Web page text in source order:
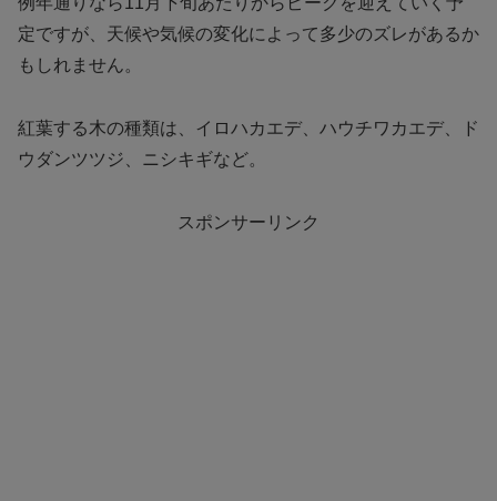
定ですが、天候や気候の変化によって多少のズレがあるか
もしれません。
紅葉する木の種類は、イロハカエデ、ハウチワカエデ、ド
ウダンツツジ、ニシキギなど。
スポンサーリンク